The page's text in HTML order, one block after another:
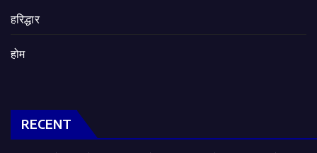
हरिद्धार
होम
RECENT